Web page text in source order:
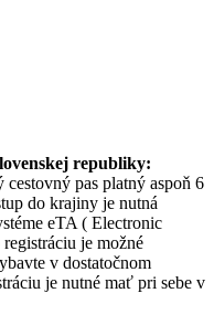
republiky:
pas platný aspoň 6
do krajiny je nutná
eTA ( Electronic
je možné
v dostatočnom
je nutné mať pri sebe v